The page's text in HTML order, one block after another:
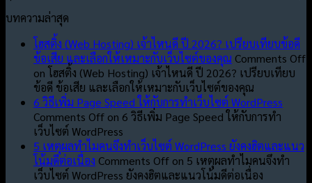
บทความล่าสุด
โฮสติ้ง (Web Hosting) เจ้าไหนดี ปี 2026? เปรียบเทียบข้อดี
ข้อเสีย และเลือกให้เหมาะกับเว็บไซต์ของคุณ Comments Off
on โฮสติ้ง (Web Hosting) เจ้าไหนดี ปี 2026? เปรียบเทียบ
ข้อดี ข้อเสีย และเลือกให้เหมาะกับเว็บไซต์ของคุณ
6 วิธีเพิ่ม Page Speed ให้กับการทำเว็บไซต์ WordPress
Comments Off on 6 วิธีเพิ่ม Page Speed ให้กับการทำ
เว็บไซต์ WordPress
5 เหตุผลทำไมคนจึงทำเว็บไซต์ WordPress ยังคงฮิตและแนว
โน้มดีต่อเนื่อง Comments Off on 5 เหตุผลทำไมคนจึงทำ
เว็บไซต์ WordPress ยังคงฮิตและแนวโน้มดีต่อเนื่อง